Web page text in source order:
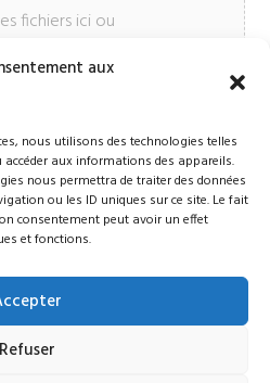
aux
nous utilisons des technologies telles
aux informations des appareils.
nous permettra de traiter des données
ou les ID uniques sur ce site. Le fait
consentement peut avoir un effet
et fonctions.
Refuser
fichiers ici ou
des fichiers